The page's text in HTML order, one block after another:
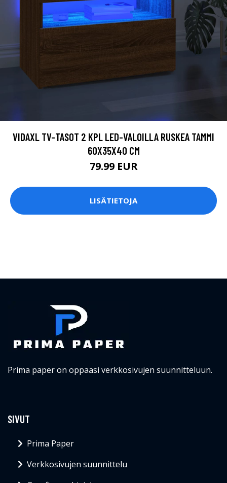
VIDAXL TV-TASOT 2 KPL LED-VALOILLA RUSKEA TAMMI
60X35X40 CM
79.99 EUR
LISÄTIETOJA
Prima paper on oppaasi verkkosivujen suunnitteluun.
SIVUT
Prima Paper
Verkkosivujen suunnittelu